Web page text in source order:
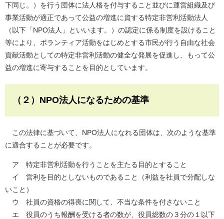
下同じ。）を行う団体に法人格を付与すること並びに運営組織及び
事業活動が適正であって公益の増進に資する特定非営利活動法人
（以下「NPO法人」といいます。）の認定に係る制度を設けること
等により、ボランティア活動をはじめとする市民が行う自由な社会
貢献活動としての特定非営利活動の健全な発展を促進し、もって公
益の増進に寄与することを目的としています。
（２）NPO法人になるための基準
この法律に基づいて、NPO法人になれる団体は、次のような基準
に適合することが必要です。
ア 特定非営利活動を行うことを主たる目的とすること
イ 営利を目的としないものであること（利益を社員で分配しな
いこと）
ウ 社員の資格の得喪に関して、不当な条件を付さないこと
エ 役員のうち報酬を受ける者の数が、役員総数の３分の１以下